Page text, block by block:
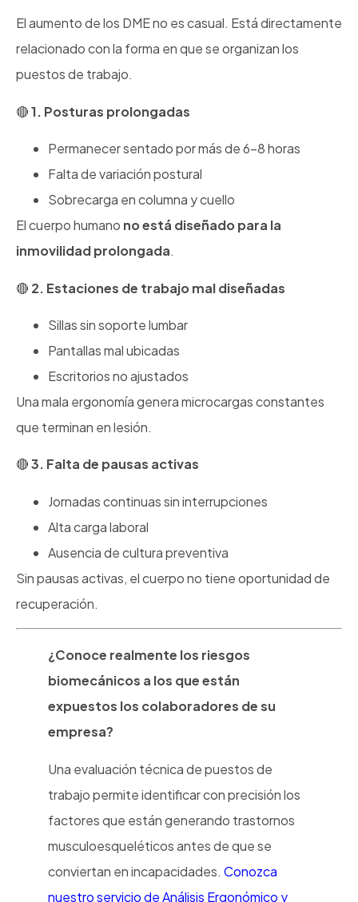
El aumento de los DME no es casual. Está directamente
relacionado con la forma en que se organizan los
puestos de trabajo.
1. Posturas prolongadas
Permanecer sentado por más de 6–8 horas
Falta de variación postural
Sobrecarga en columna y cuello
El cuerpo humano no está diseñado para la
inmovilidad prolongada.
2. Estaciones de trabajo mal diseñadas
Sillas sin soporte lumbar
Pantallas mal ubicadas
Escritorios no ajustados
Una mala ergonomía genera microcargas constantes
que terminan en lesión.
3. Falta de pausas activas
Jornadas continuas sin interrupciones
Alta carga laboral
Ausencia de cultura preventiva
Sin pausas activas, el cuerpo no tiene oportunidad de
recuperación.
¿Conoce realmente los riesgos
biomecánicos a los que están
expuestos los colaboradores de su
empresa?
Una evaluación técnica de puestos de
trabajo permite identificar con precisión los
factores que están generando trastornos
musculoesqueléticos antes de que se
conviertan en incapacidades. Conozca
nuestro servicio de Análisis Ergonómico y